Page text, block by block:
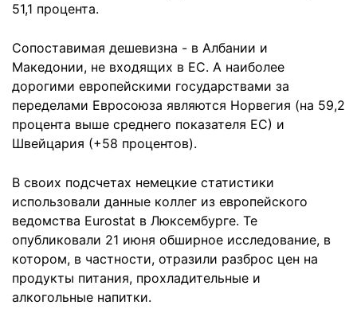
51,1 процента.
Сопоставимая дешевизна - в Албании и
Македонии, не входящих в ЕС. А наиболее
дорогими европейскими государствами за
переделами Евросоюза являются Норвегия (на 59,2
процента выше среднего показателя ЕС) и
Швейцария (+58 процентов).
В своих подсчетах немецкие статистики
использовали данные коллег из европейского
ведомства Eurostat в Люксембурге. Те
опубликовали 21 июня обширное исследование, в
котором, в частности, отразили разброс цен на
продукты питания, прохладительные и
алкогольные напитки.